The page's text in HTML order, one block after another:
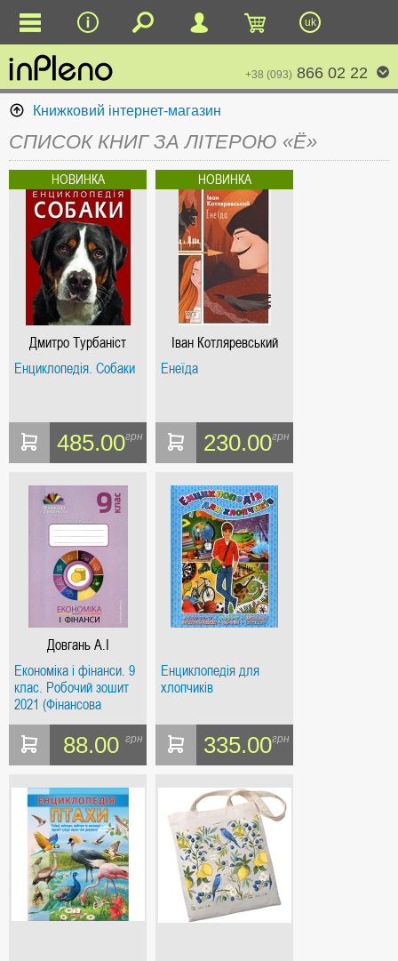
uk
+38 (093) 866 02 22
Книжковий інтернет-магазин
СПИСОК КНИГ ЗА ЛІТЕРОЮ «Ё»
Дмитро Турбаніст
Енциклопедія. Собаки
485.00грн
Іван Котляревський
Енеїда
230.00грн
Довгань А.І
Економіка і фінанси. 9
клас. Робочий зошит
2021 (Фінансова
грамотність)
88.00 грн
Енциклопедія для
хлопчиків
335.00грн